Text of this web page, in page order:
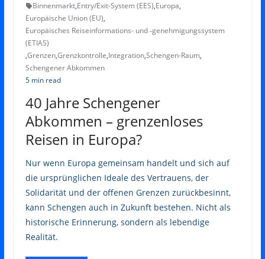
Binnenmarkt,Entry/Exit-System (EES),Europa,
Europäische Union (EU),
Europäisches Reiseinformations- und ‑genehmigungssystem
(ETIAS)
,Grenzen,Grenzkontrolle,Integration,Schengen-Raum,
Schengener Abkommen
5 min read
40 Jahre Schengener
Abkommen – grenzenloses
Reisen in Europa?
Nur wenn Europa gemeinsam handelt und sich auf
die ursprünglichen Ideale des Vertrauens, der
Solidarität und der offenen Grenzen zurückbesinnt,
kann Schengen auch in Zukunft bestehen. Nicht als
historische Erinnerung, sondern als lebendige
Realität.